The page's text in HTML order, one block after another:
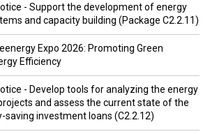
- Support the development of energy
and capacity building (Package C2.2.11)
Expo 2026: Promoting Green
Efficiency
- Develop tools for analyzing the energy
and assess the current state of the
investment loans (C2.2.12)